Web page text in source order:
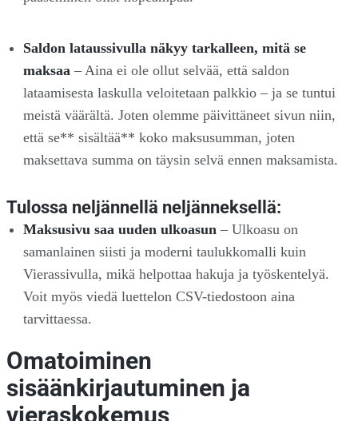
Saldon lataussivulla näkyy tarkalleen, mitä se
maksaa– Aina ei ole ollut selvää, että saldon
lataamisesta laskulla veloitetaan palkkio – ja se tuntui
meistä väärältä. Joten olemme päivittäneet sivun niin,
että se** sisältää** koko maksusumman, joten
maksettava summa on täysin selvä ennen maksamista.
Tulossa neljännellä neljänneksellä:
Maksusivu saa uuden ulkoasun – Ulkoasu on
samanlainen siisti ja moderni taulukkomalli kuin
Vierassivulla, mikä helpottaa hakuja ja työskentelyä.
Voit myös viedä luettelon CSV-tiedostoon aina
tarvittaessa.
Omatoiminen
sisäänkirjautuminen ja